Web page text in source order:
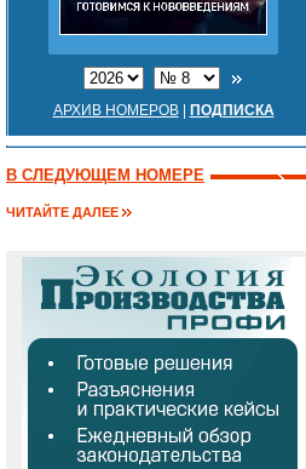
АРХИВ НОМЕРОВ| ПОДПИСКА
В СЛЕДУЮЩЕМ НОМЕРЕ
ЧИТАЙТЕ ДАЛЕЕ